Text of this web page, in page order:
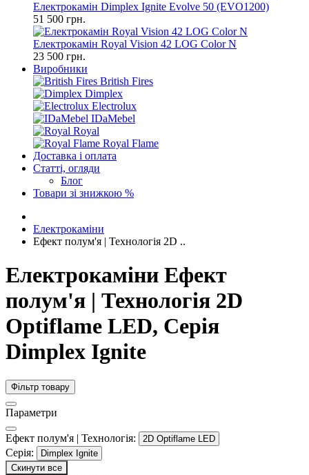
Електрокамін Dimplex Ignite Evolve 50 (EVO1200)
51 500 грн.
Електрокамін Royal Vision 42 LOG Color N
23 500 грн.
Виробники
British Fires
Dimplex
Electrolux
IDaMebel
Royal
Royal Flame
Доставка і оплата
Статті, огляди
Блог
Товари зі знижкою %
Електрокаміни
Ефект полум'я | Технологія 2D ..
Електрокаміни Ефект
полум'я | Технологія 2D
Optiflame LED, Серія
Dimplex Ignite
Фільтр товару
Параметри
Ефект полум'я | Технологія: 2D Optiflame LED
Серія:
Dimplex Ignite
Скинути все